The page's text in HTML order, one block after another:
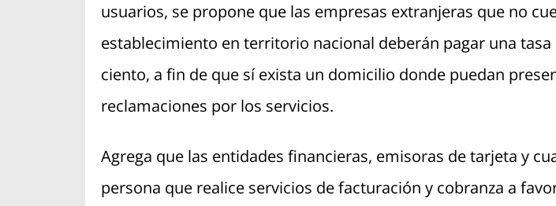
usuarios, se propone que las empresas extranjeras que no
establecimiento en territorio nacional deberán pagar una tasa
ciento, a fin de que sí exista un domicilio donde puedan
reclamaciones por los servicios.
Agrega que las entidades financieras, emisoras de tarjeta y
persona que realice servicios de facturación y cobranza a